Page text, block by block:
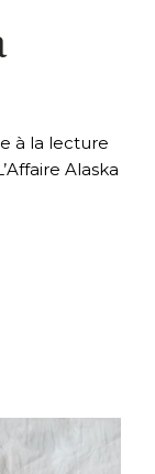
à la lecture
Alaska